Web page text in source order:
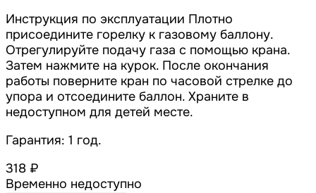
Инструкция по эксплуатации Плотно
присоедините горелку к газовому баллону.
Отрегулируйте подачу газа с помощью крана.
Затем нажмите на курок. После окончания
работы поверните кран по часовой стрелке до
упора и отсоедините баллон. Храните в
недоступном для детей месте.
Гарантия: 1 год.
318 ₽
Временно недоступно